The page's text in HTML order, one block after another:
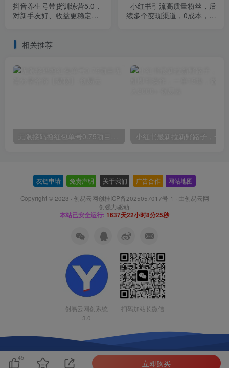
抖音养生号带货训练营5.0，
对新手友好、收益更稳定的
小红书引流高质量粉丝，后
续多个变现渠道，0成本，一
相关推荐
无限接码撸红包单号0.75项目无偿分享给你【揭秘】
友链申请 免责声明 关于我们 广告合作 网站地图
Copyright © 2023 · 创易云网创桂ICP备2025057017号-1 · 由创易云网
创强力驱动.
本站已安全运行: 1637天22小时8分26秒
创易云网创系统
3.0
扫码加站长微信
45
立即购买